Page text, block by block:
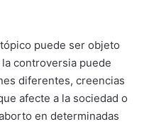
puede ser objeto
controversia puede
diferentes, creencias
afecte a la sociedad o
en determinadas